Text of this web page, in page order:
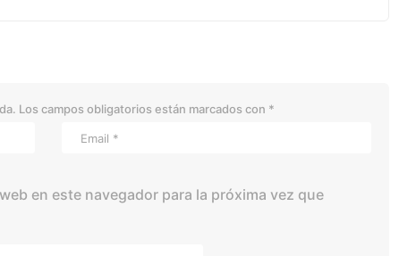
Los campos obligatorios están marcados con *
en este navegador para la próxima vez que